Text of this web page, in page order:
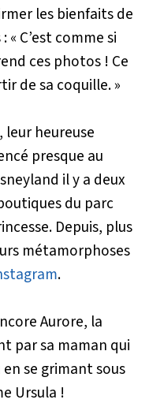
les bienfaits de
C’est comme si
ces photos ! Ce
de sa coquille. »
leur heureuse
presque au
il y a deux
du parc
Depuis, plus
métamorphoses
.
Aurore, la
par sa maman qui
se grimant sous
Ursula !